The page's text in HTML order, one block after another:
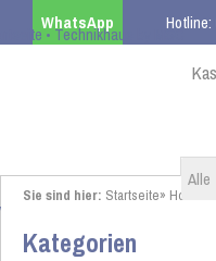
WhatsApp Hotline:
ab
Sie sind hier: Startseite»
Kategorien